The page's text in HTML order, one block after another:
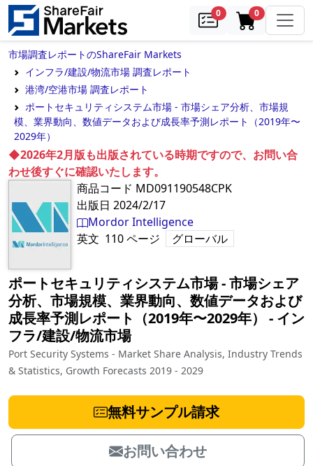
0samples0in cart
市場調査レポートのShareFair Markets
インフラ/建設/物流市場 調査レポート
港湾/空港市場 調査レポート
ポートセキュリティシステム市場 - 市場シェア分析、市場規
模、業界動向、数値データおよび成長率予測レポート（2019年〜
2029年）
◆2026年2月版も出版されている時期ですので、お問い合
わせ後すぐに確認いたします。
商品コード MD091190548CPK
出版日 2024/2/17
Mordor Intelligence
英文 110ページ グローバル
ポートセキュリティシステム市場 - 市場シェア
分析、市場規模、業界動向、数値データおよび
成長率予測レポート（2019年〜2029年）
‐ イン
フラ/建設/物流市場
Port Security Systems - Market Share Analysis, Industry Trends
& Statistics, Growth Forecasts 2019 - 2029
無料サンプル請求
お問い合わせ